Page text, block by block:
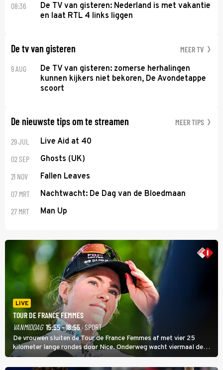
08:36
De TV van gisteren: Nederland is met vakantie
en laat RTL 4 links liggen
De tv van gisteren MEER TV
9 AUG
De TV van gisteren: zomerse herhalingen
kunnen kijkers niet bekoren, De Avondetappe
scoort
De nieuwste tips om te streamen MEER TIPS
29 JUL Live Aid at 40
02 SEP Ghosts (UK)
21 NOV Fallen Leaves
07 MRT Nachtwacht: De Dag van de Bloedmaan
27 MRT Man Up
LIVE
TOUR DE FRANCE FEMMES
VANMIDDAG 15:55 - 18:55· SPORT
De vrouwen sluiten de Tour de France Femmes af met vier 25
kilometer lange rondes door Nice. Onderweg wacht viermaal de
zware Col d'Èze. Aan de finish op de Promenade des Anglais krijgt
de eindwinnaar de laatste gele trui.